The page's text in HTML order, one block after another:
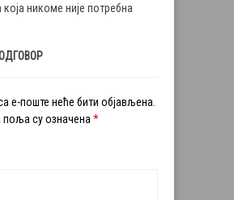
која никоме није потребна
е-поште неће бити објављена.
поља су означена *